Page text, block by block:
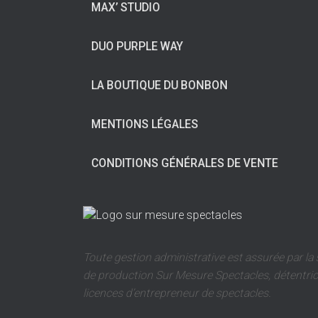
MAX’ STUDIO
DUO PURPLE WAY
LA BOUTIQUE DU BONBON
MENTIONS LÉGALES
CONDITIONS GÉNÉRALES DE VENTE
Toute gestion administrative est assurée par la
de production Sur Mesure Spectacles,
licences d’entrepreneur de spectacles.